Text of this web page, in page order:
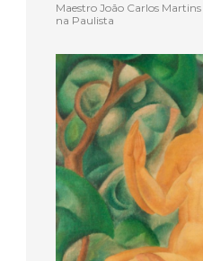
Maestro João Carlos
na Paulista